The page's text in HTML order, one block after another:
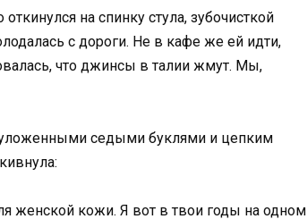
на спинку стула, зубочисткой
с дороги. Не в кафе же ей идти,
что джинсы в талии жмут. Мы,
седыми буклями и цепким
женской кожи. Я вот в твои годы на одном